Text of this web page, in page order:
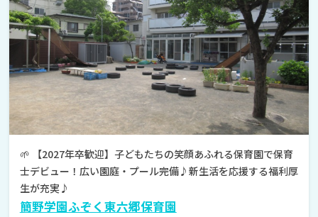
🌱 【2027年卒歓迎】子どもたちの笑顔あふれる保育園で保育
士デビュー！広い園庭・プール完備♪新生活を応援する福利厚
生が充実♪
簡野学園ふぞく東六郷保育園